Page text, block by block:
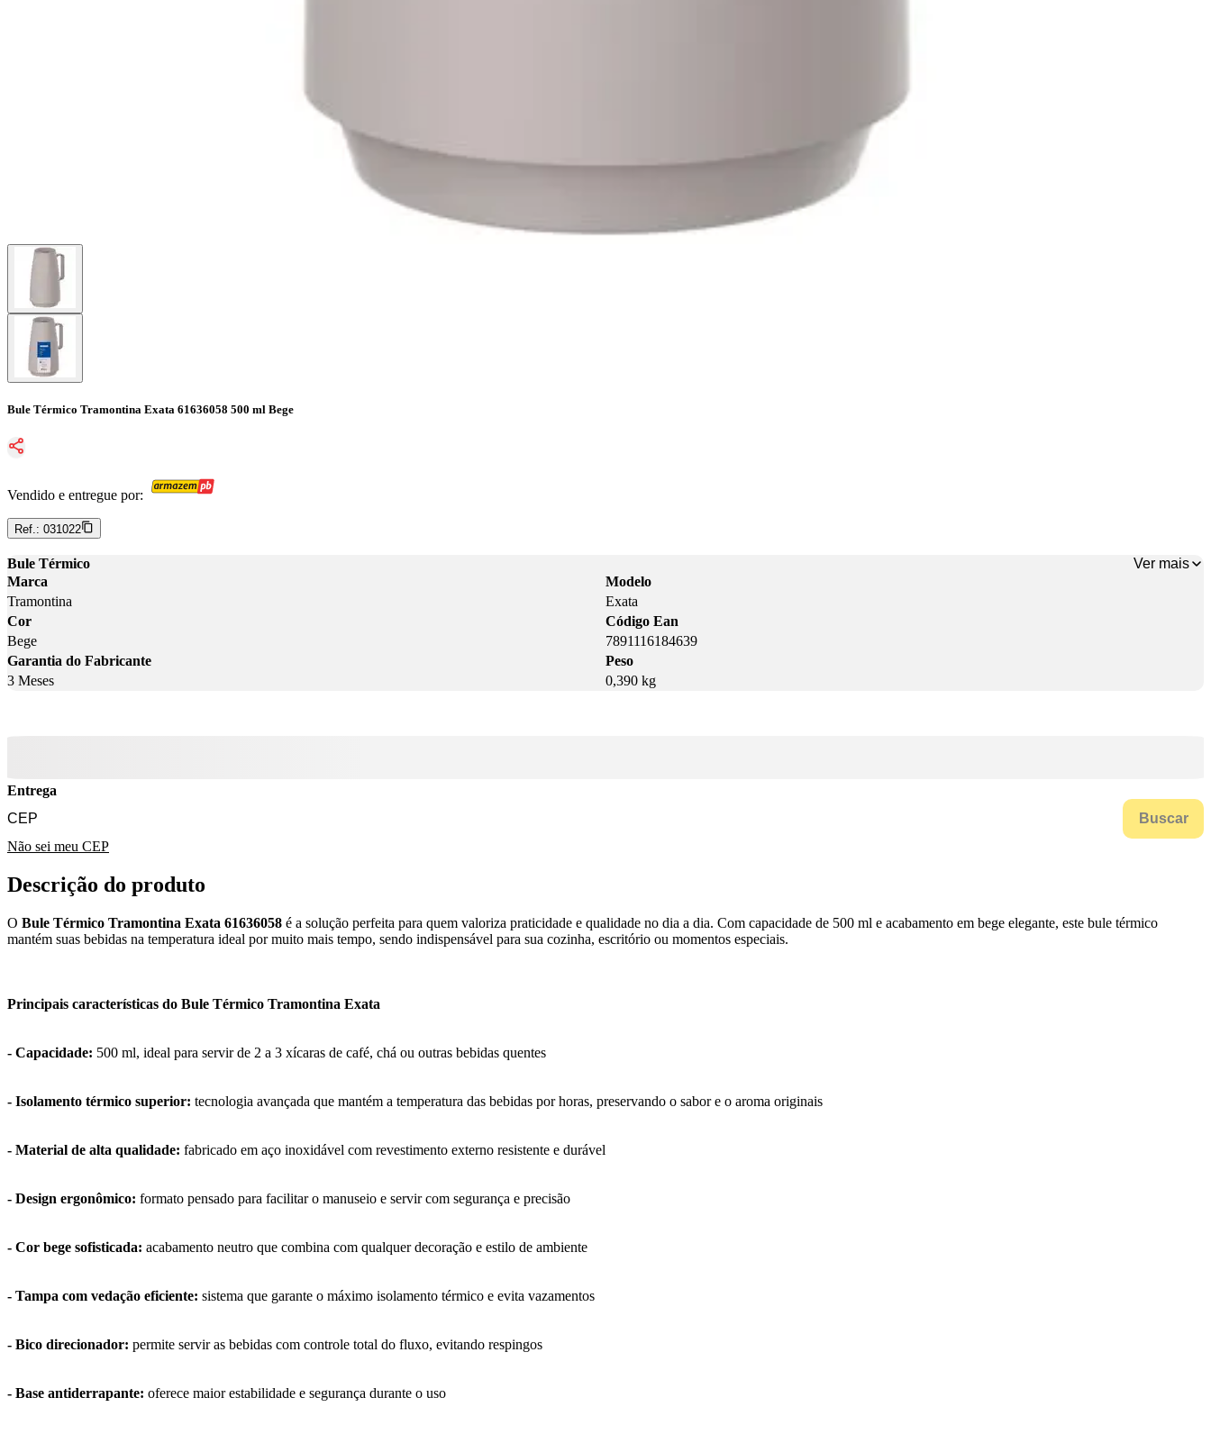
Bule Térmico Tramontina Exata 61636058 500 ml Bege
Vendido e entregue por:
Ref.: 031022
Bule Térmico
Ver mais
Marca
Tramontina
Modelo
Exata
Cor
Bege
Código Ean
7891116184639
Garantia do Fabricante
3 Meses
Peso
0,390 kg
Entrega
Buscar
Não sei meu CEP
Descrição do produto
O Bule Térmico Tramontina Exata 61636058 é a solução perfeita para quem valoriza praticidade e qualidade no dia a dia. Com capacidade de 500 ml e acabamento em bege elegante, este bule térmico
mantém suas bebidas na temperatura ideal por muito mais tempo, sendo indispensável para sua cozinha, escritório ou momentos especiais.
Principais características do Bule Térmico Tramontina Exata
- Capacidade: 500 ml, ideal para servir de 2 a 3 xícaras de café, chá ou outras bebidas quentes
- Isolamento térmico superior: tecnologia avançada que mantém a temperatura das bebidas por horas, preservando o sabor e o aroma originais
- Material de alta qualidade: fabricado em aço inoxidável com revestimento externo resistente e durável
- Design ergonômico: formato pensado para facilitar o manuseio e servir com segurança e precisão
- Cor bege sofisticada: acabamento neutro que combina com qualquer decoração e estilo de ambiente
- Tampa com vedação eficiente: sistema que garante o máximo isolamento térmico e evita vazamentos
- Bico direcionador: permite servir as bebidas com controle total do fluxo, evitando respingos
- Base antiderrapante: oferece maior estabilidade e segurança durante o uso